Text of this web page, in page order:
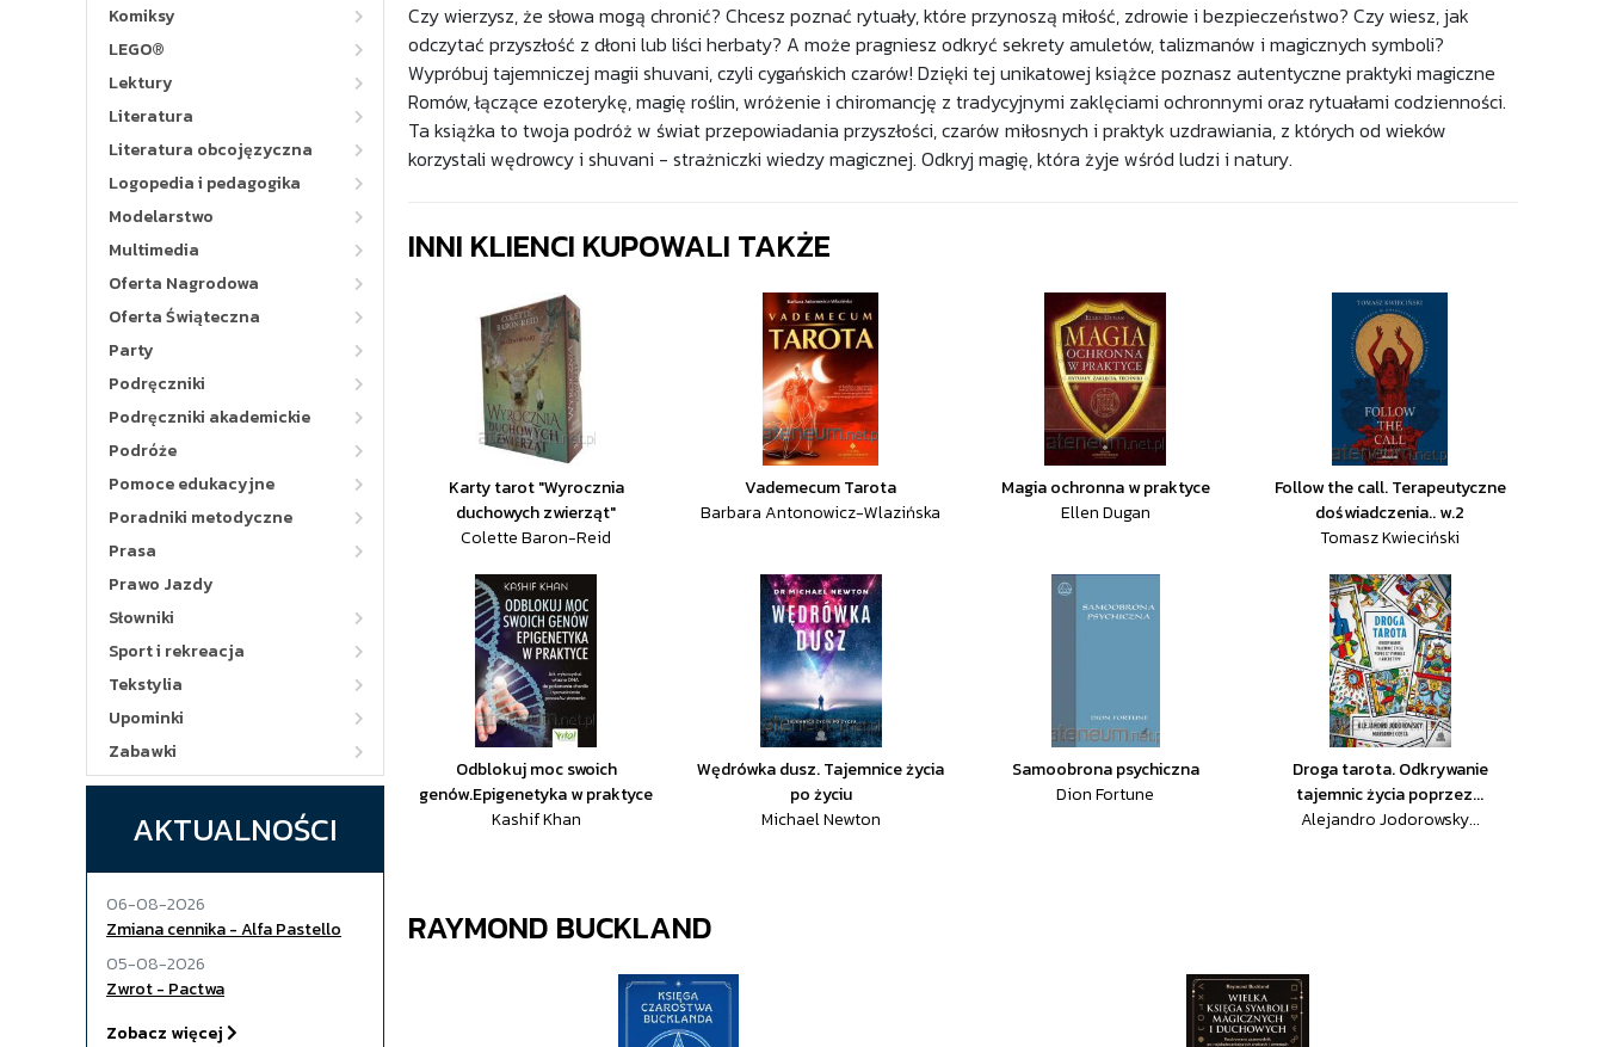
Komiksy
LEGO®
Lektury
Literatura
Literatura obcojęzyczna
Logopedia i pedagogika
Modelarstwo
Multimedia
Oferta Nagrodowa
Oferta Świąteczna
Party
Podręczniki
Podręczniki akademickie
Podróże
Pomoce edukacyjne
Poradniki metodyczne
Prasa
Prawo Jazdy
Słowniki
Sport i rekreacja
Tekstylia
Upominki
Zabawki
AKTUALNOŚCI
06-08-2026
Zmiana cennika - Alfa Pastello
05-08-2026
Zwrot - Pactwa
Zobacz więcej
Czy wierzysz, że słowa mogą chronić? Chcesz poznać rytuały, które przynoszą miłość, zdrowie i bezpieczeństwo? Czy wiesz, jak
odczytać przyszłość z dłoni lub liści herbaty? A może pragniesz odkryć sekrety amuletów, talizmanów i magicznych symboli?
Wypróbuj tajemniczej magii shuvani, czyli cygańskich czarów! Dzięki tej unikatowej książce poznasz autentyczne praktyki magiczne
Romów, łączące ezoterykę, magię roślin, wróżenie i chiromancję z tradycyjnymi zaklęciami ochronnymi oraz rytuałami codzienności.
Ta książka to twoja podróż w świat przepowiadania przyszłości, czarów miłosnych i praktyk uzdrawiania, z których od wieków
korzystali wędrowcy i shuvani - strażniczki wiedzy magicznej. Odkryj magię, która żyje wśród ludzi i natury.
INNI KLIENCI KUPOWALI TAKŻE
Karty tarot "Wyrocznia
duchowych zwierząt"
Colette Baron-Reid
Vademecum Tarota
Barbara Antonowicz-Wlazińska
Magia ochronna w praktyce
Ellen Dugan
Follow the call. Terapeutyczne
doświadczenia.. w.2
Tomasz Kwieciński
Odblokuj moc swoich
genów.Epigenetyka w praktyce
Kashif Khan
Wędrówka dusz. Tajemnice życia
po życiu
Michael Newton
Samoobrona psychiczna
Dion Fortune
Droga tarota. Odkrywanie
tajemnic życia poprzez...
Alejandro Jodorowsky...
RAYMOND BUCKLAND